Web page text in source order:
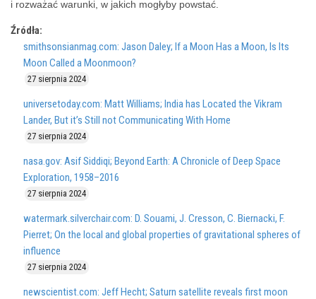
i rozważać warunki, w jakich mogłyby powstać.
Źródła:
smithsonsianmag.com: Jason Daley; If a Moon Has a Moon, Is Its
Moon Called a Moonmoon?
27 sierpnia 2024
universetoday.com: Matt Williams; India has Located the Vikram
Lander, But it’s Still not Communicating With Home
27 sierpnia 2024
nasa.gov: Asif Siddiqi; Beyond Earth: A Chronicle of Deep Space
Exploration, 1958–2016
27 sierpnia 2024
watermark.silverchair.com: D. Souami, J. Cresson, C. Biernacki, F.
Pierret; On the local and global properties of gravitational spheres of
influence
27 sierpnia 2024
newscientist.com: Jeff Hecht; Saturn satellite reveals first moon